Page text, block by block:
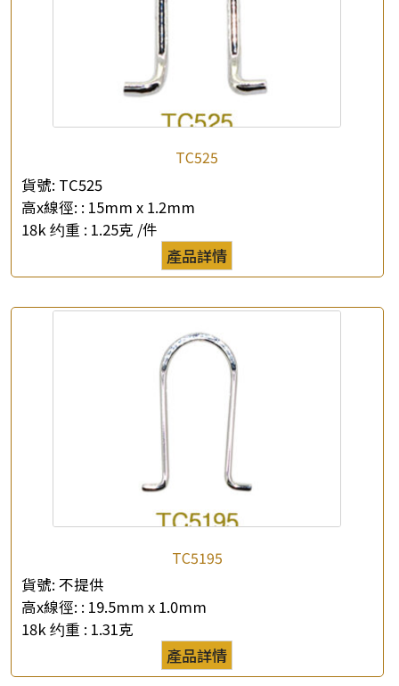
×
*
公司名稱
查詢以下產品
TC525
貨號: TC525
高x線徑: : 15mm x 1.2mm
18k 约重 : 1.25克 /件
產品詳情
TC5195
貨號: 不提供
高x線徑: : 19.5mm x 1.0mm
18k 约重 : 1.31克
產品詳情